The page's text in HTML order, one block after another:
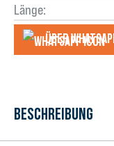
Länge:
Über
Beschreibung